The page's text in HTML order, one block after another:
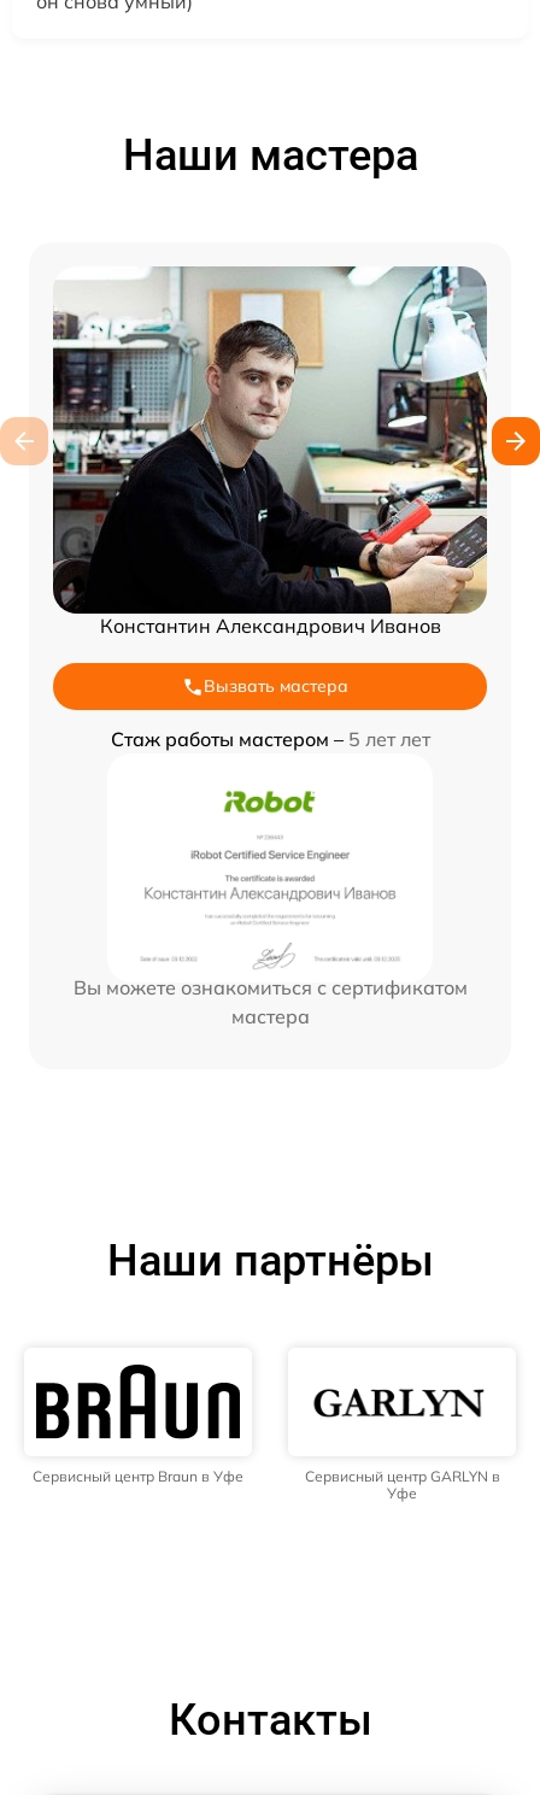
Наши мастера
Константин Александрович Иванов
Вызвать мастера
Стаж работы мастером – 5 лет лет
Вы можете ознакомиться с сертификатом
мастера
Наши партнёры
Сервисный центр Braun в Уфе
Сервисный центр GARLYN в
Уфе
Контакты